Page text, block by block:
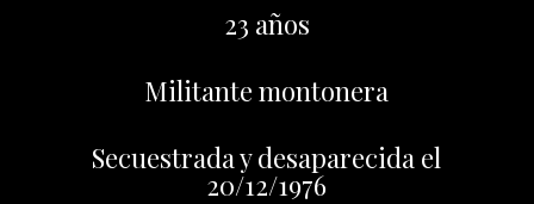
23 años
Militante montonera
Secuestrada y desaparecida el
20/12/1976